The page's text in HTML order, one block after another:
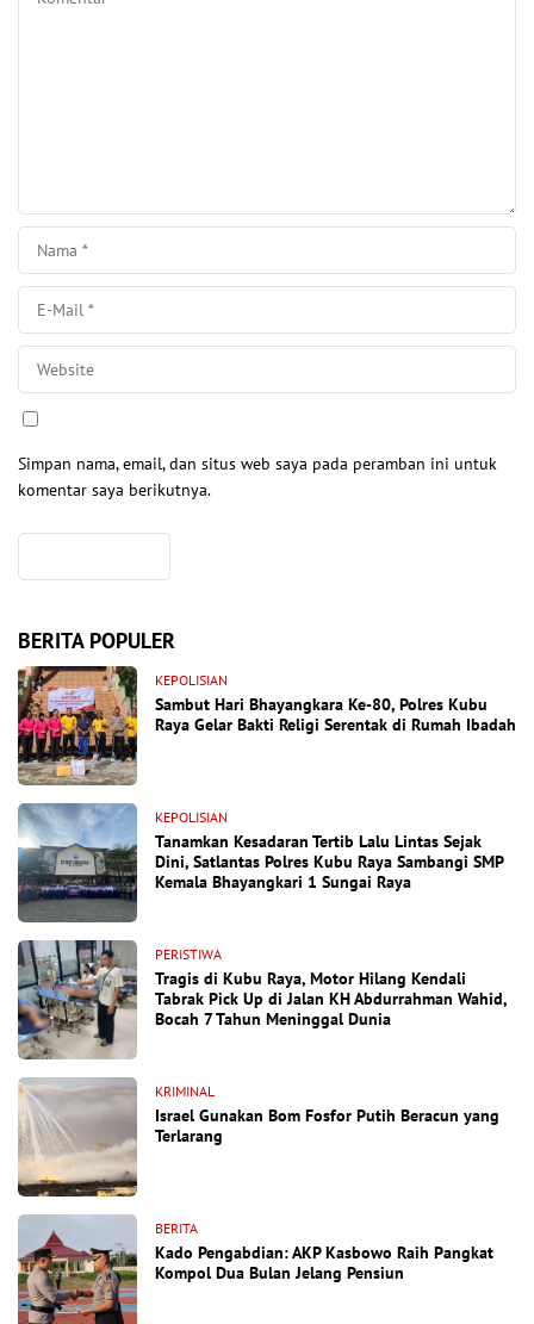
Simpan nama, email, dan situs web saya pada peramban ini untuk
komentar saya berikutnya.
BERITA POPULER
KEPOLISIAN
Sambut Hari Bhayangkara Ke-80, Polres Kubu
Raya Gelar Bakti Religi Serentak di Rumah Ibadah
KEPOLISIAN
Tanamkan Kesadaran Tertib Lalu Lintas Sejak
Dini, Satlantas Polres Kubu Raya Sambangi SMP
Kemala Bhayangkari 1 Sungai Raya
PERISTIWA
Tragis di Kubu Raya, Motor Hilang Kendali
Tabrak Pick Up di Jalan KH Abdurrahman Wahid,
Bocah 7 Tahun Meninggal Dunia
KRIMINAL
Israel Gunakan Bom Fosfor Putih Beracun yang
Terlarang
BERITA
Kado Pengabdian: AKP Kasbowo Raih Pangkat
Kompol Dua Bulan Jelang Pensiun